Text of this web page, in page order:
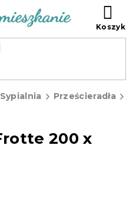
Sypialnia Prześcieradła
200 x